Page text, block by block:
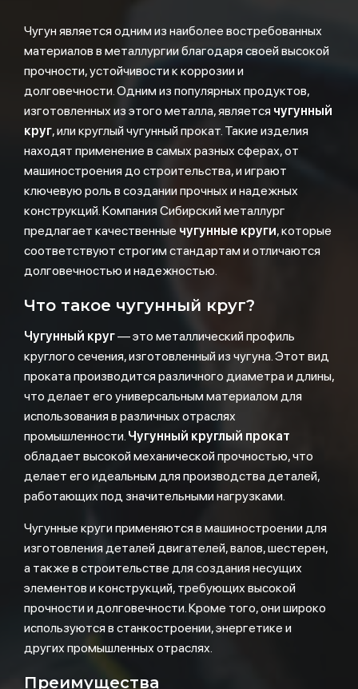
Чугун является одним из наиболее востребованных
материалов в металлургии благодаря своей высокой
прочности, устойчивости к коррозии и
долговечности. Одним из популярных продуктов,
изготовленных из этого металла, является чугунный
круг, или круглый чугунный прокат. Такие изделия
находят применение в самых разных сферах, от
машиностроения до строительства, и играют
ключевую роль в создании прочных и надежных
конструкций. Компания Сибирский металлург
предлагает качественные чугунные круги, которые
соответствуют строгим стандартам и отличаются
долговечностью и надежностью.
Что такое чугунный круг?
Чугунный круг— это металлический профиль
круглого сечения, изготовленный из чугуна. Этот вид
проката производится различного диаметра и длины,
что делает его универсальным материалом для
использования в различных отраслях
промышленности. Чугунный круглый прокат
обладает высокой механической прочностью, что
делает его идеальным для производства деталей,
работающих под значительными нагрузками.
Чугунные круги применяются в машиностроении для
изготовления деталей двигателей, валов, шестерен,
а также в строительстве для создания несущих
элементов и конструкций, требующих высокой
прочности и долговечности. Кроме того, они широко
используются в станкостроении, энергетике и
других промышленных отраслях.
Преимущества